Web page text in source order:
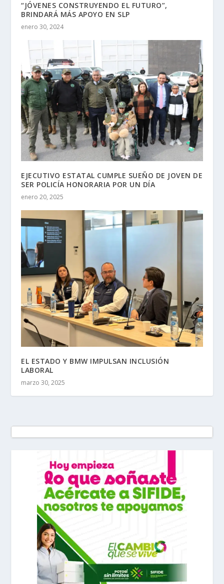
“JÓVENES CONSTRUYENDO EL FUTURO”,
BRINDARÁ MÁS APOYO EN SLP
enero 30, 2024
EJECUTIVO ESTATAL CUMPLE SUEÑO DE JOVEN DE
SER POLICÍA HONORARIA POR UN DÍA
enero 20, 2025
EL ESTADO Y BMW IMPULSAN INCLUSIÓN
LABORAL
marzo 30, 2025